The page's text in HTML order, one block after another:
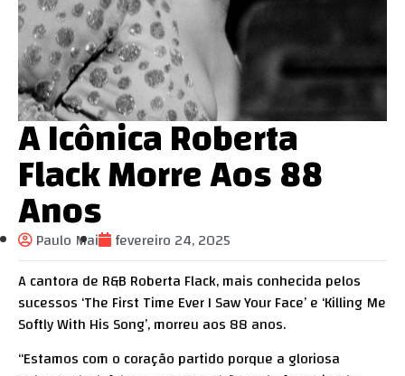
A Icônica Roberta
Flack Morre Aos 88
Anos
Paulo Mai
fevereiro 24, 2025
A cantora de R&B Roberta Flack, mais conhecida pelos
sucessos ‘The First Time Ever I Saw Your Face’ e ‘Killing Me
Softly With His Song’, morreu aos 88 anos.
“Estamos com o coração partido porque a gloriosa